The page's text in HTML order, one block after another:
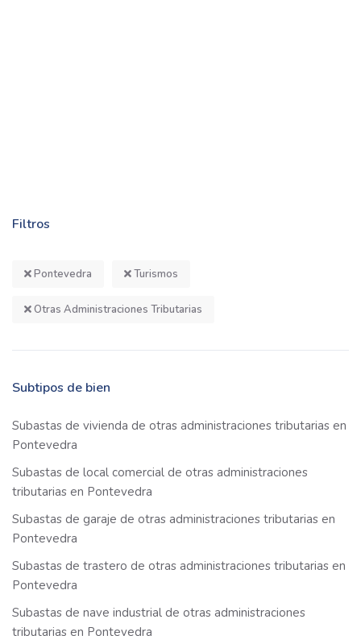
Filtros
Pontevedra Turismos
Otras Administraciones Tributarias
Subtipos de bien
Subastas de vivienda de otras administraciones tributarias en
Pontevedra
Subastas de local comercial de otras administraciones
tributarias en Pontevedra
Subastas de garaje de otras administraciones tributarias en
Pontevedra
Subastas de trastero de otras administraciones tributarias en
Pontevedra
Subastas de nave industrial de otras administraciones
tributarias en Pontevedra